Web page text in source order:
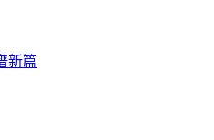
新篇